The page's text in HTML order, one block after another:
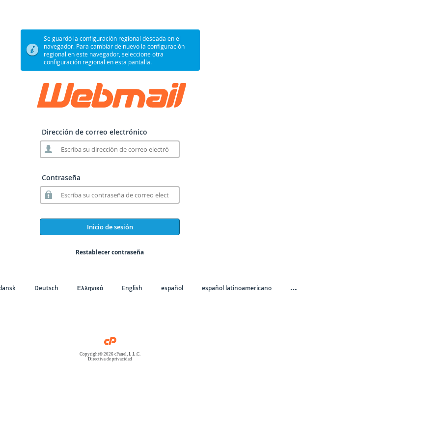
Se guardó la configuración regional deseada en el
navegador. Para cambiar de nuevo la configuración
regional en este navegador, seleccione otra
configuración regional en esta pantalla.
Dirección de correo electrónico
Contraseña
Inicio de sesión
Restablecer contraseña
Deutsch Ελληνικά English español español latinoamericano …
Copyright© 2026 cPanel, L.L.C.
Directiva de privacidad